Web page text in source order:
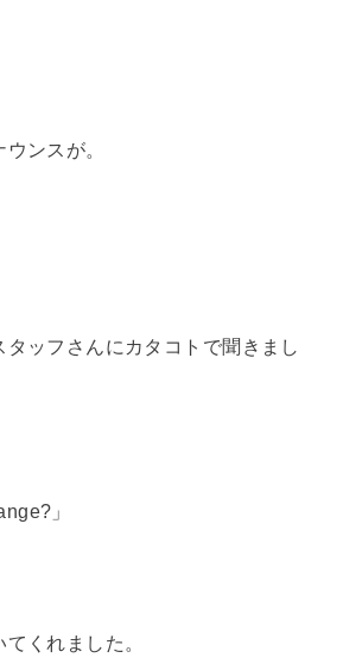
ンスが。
ッフさんにカタコトで聞きまし
」
くれました。